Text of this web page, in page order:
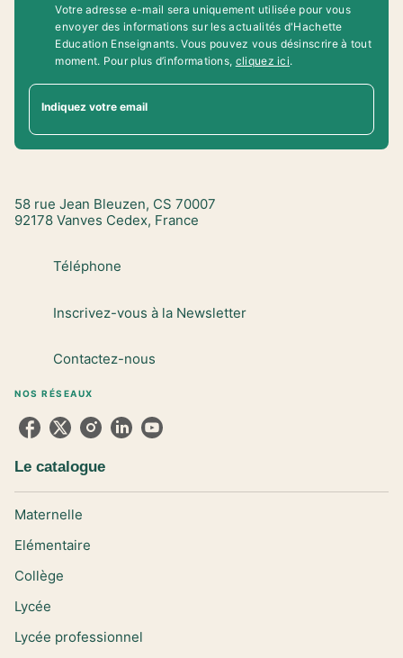
Votre adresse e-mail sera uniquement utilisée pour vous
envoyer des informations sur les actualités d'Hachette
Education Enseignants. Vous pouvez vous désinscrire à tout
moment. Pour plus d’informations, cliquez ici.
Indiquez votre email
58 rue Jean Bleuzen, CS 70007
92178 Vanves Cedex, France
Téléphone
Inscrivez-vous à la Newsletter
Contactez-nous
NOS RÉSEAUX
Le catalogue
Maternelle
Elémentaire
Collège
Lycée
Lycée professionnel